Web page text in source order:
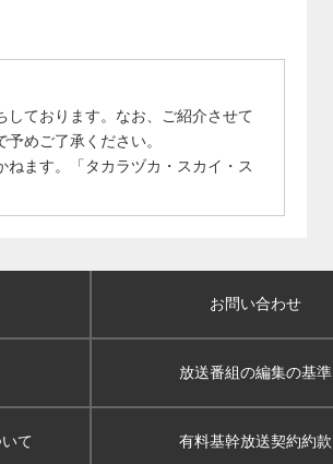
ております。なお、ご紹介させて
めご了承ください。
ます。「タカラヅカ・スカイ・ス
お問い合わせ
放送番組の編集の基準
て 有料基幹放送契約約款